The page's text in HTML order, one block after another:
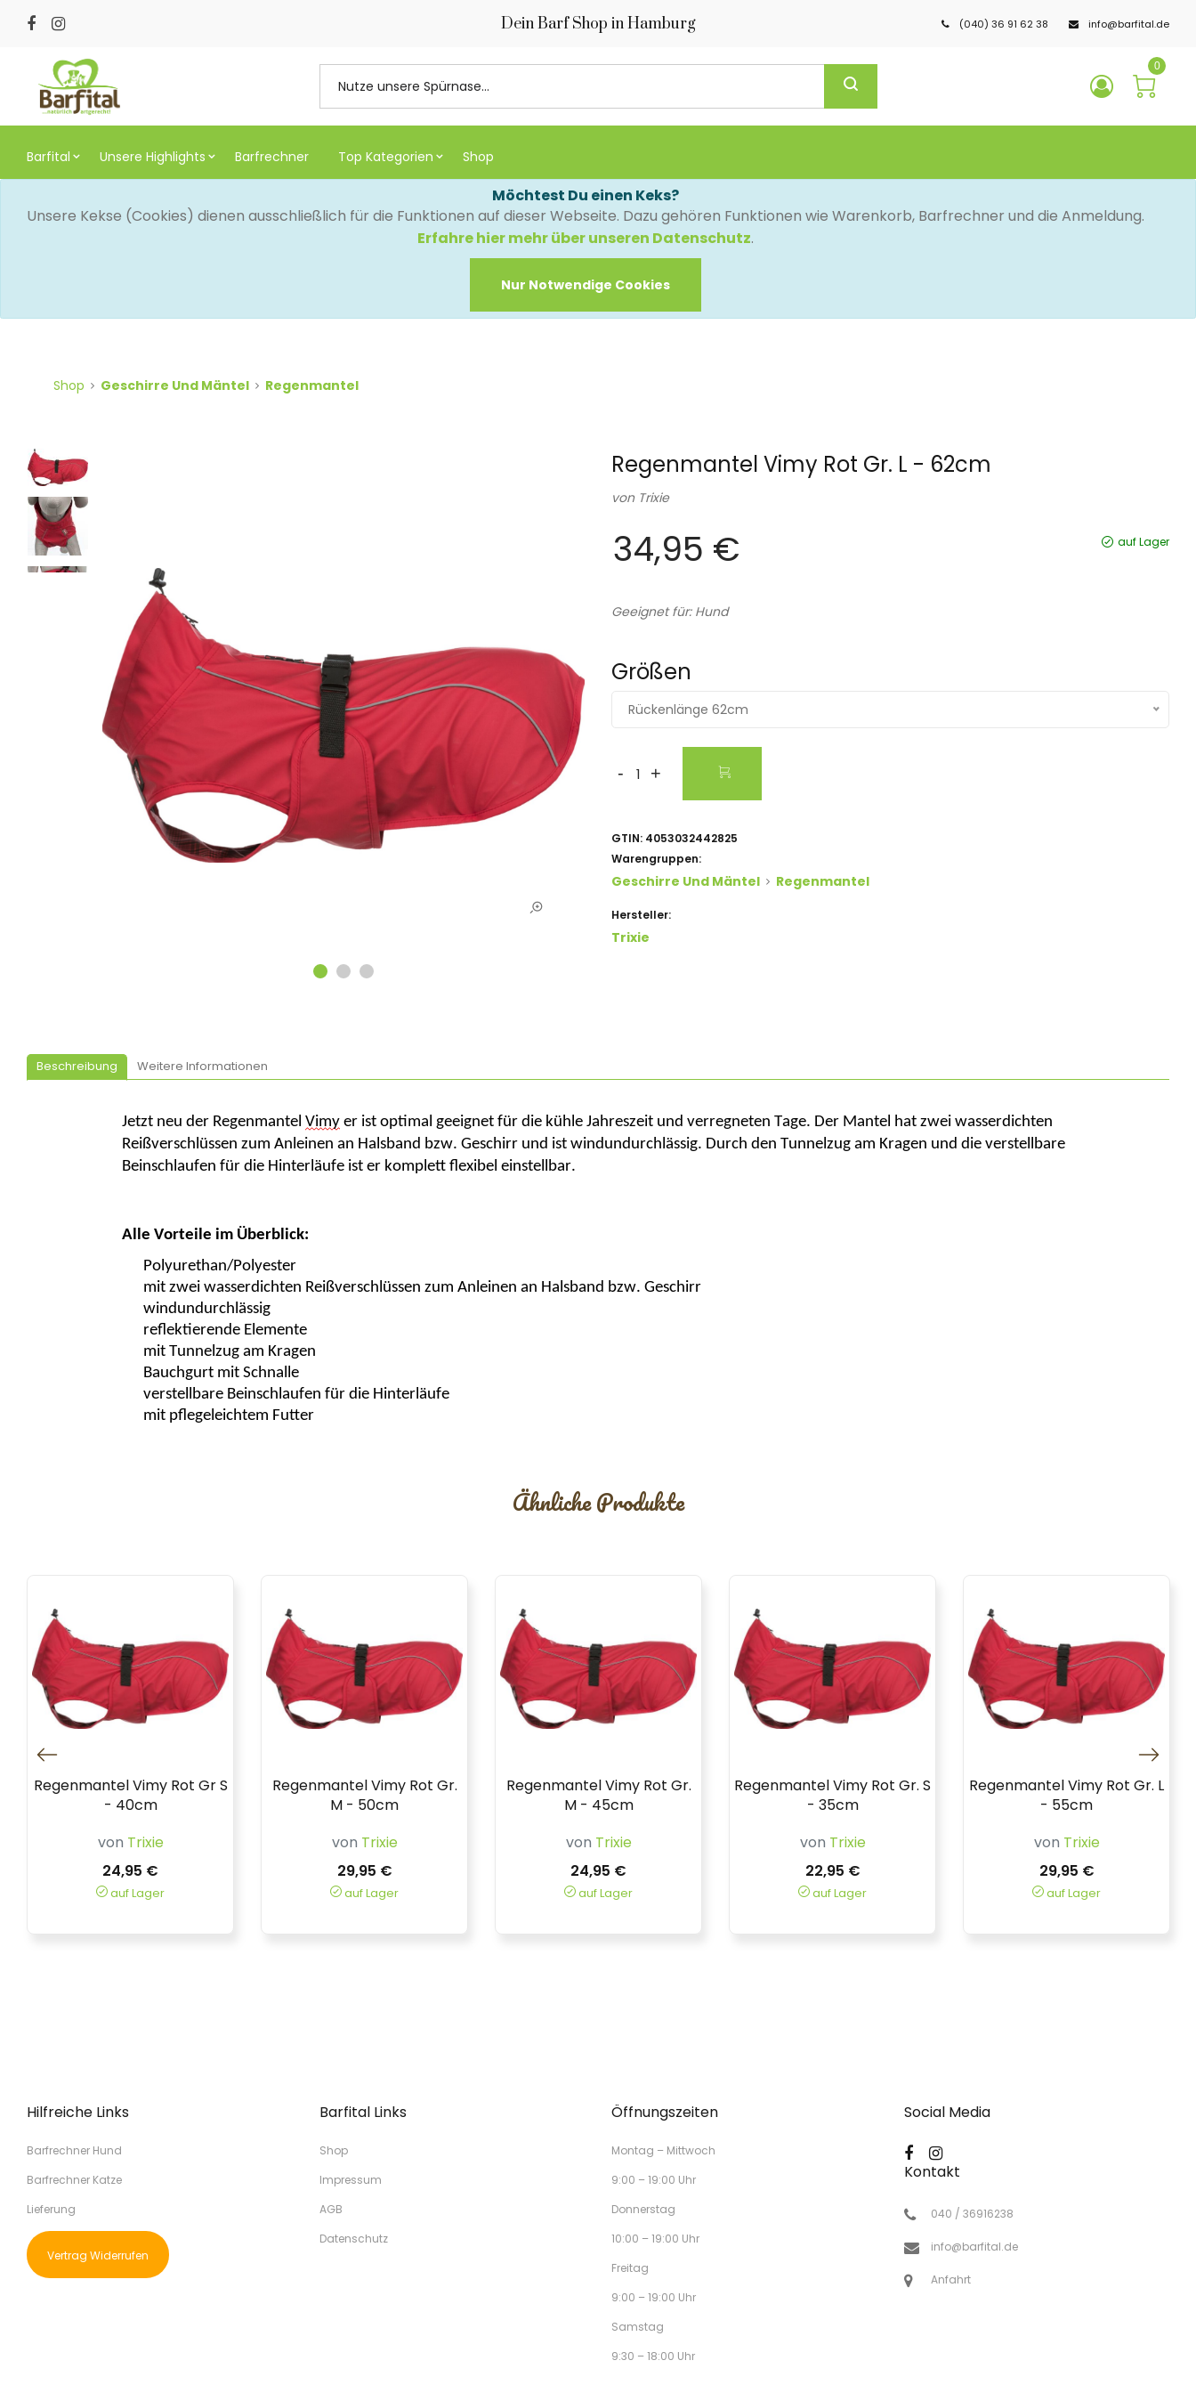
Dein Barf Shop in Hamburg (040) 36 91 62 38 info@barfital.de
0
Barfital Unsere Highlights Barfrechner Top Kategorien Shop
Möchtest Du einen Keks?
Unsere Kekse (Cookies) dienen ausschließlich für die Funktionen auf dieser Webseite. Dazu gehören Funktionen wie Warenkorb, Barfrechner und die Anmeldung.
Erfahre hier mehr über unseren Datenschutz.
Nur Notwendige Cookies
Shop Geschirre Und Mäntel Regenmantel
Regenmantel Vimy Rot Gr. L - 62cm
von Trixie
34,95 € auf Lager
Geeignet für: Hund
Größen
Rückenlänge 62cm
- +
GTIN: 4053032442825
Warengruppen:
Geschirre Und Mäntel Regenmantel
Hersteller:
Trixie
Beschreibung Weitere Informationen
Jetzt neu der Regenmantel Vimy er ist optimal geeignet für die kühle Jahreszeit und verregneten Tage. Der Mantel hat zwei wasserdichten
Reißverschlüssen zum Anleinen an Halsband bzw. Geschirr und ist windundurchlässig. Durch den Tunnelzug am Kragen und die verstellbare
Beinschlaufen für die Hinterläufe ist er komplett flexibel einstellbar.
Alle Vorteile im Überblick:
Polyurethan/Polyester
mit zwei wasserdichten Reißverschlüssen zum Anleinen an Halsband bzw. Geschirr
windundurchlässig
reflektierende Elemente
mit Tunnelzug am Kragen
Bauchgurt mit Schnalle
verstellbare Beinschlaufen für die Hinterläufe
mit pflegeleichtem Futter
Ähnliche Produkte
Regenmantel Vimy Rot Gr S
- 40cm
von Trixie
24,95 €
auf Lager
Regenmantel Vimy Rot Gr.
M - 50cm
von Trixie
29,95 €
auf Lager
Regenmantel Vimy Rot Gr.
M - 45cm
von Trixie
24,95 €
auf Lager
Regenmantel Vimy Rot Gr. S
- 35cm
von Trixie
22,95 €
auf Lager
Regenmantel Vimy Rot Gr. L
- 55cm
von Trixie
29,95 €
auf Lager
Hilfreiche Links
Barfrechner Hund
Barfrechner Katze
Lieferung
Vertrag Widerrufen
Barfital Links
Shop
Impressum
AGB
Datenschutz
Öffnungszeiten
Montag – Mittwoch
9:00 – 19:00 Uhr
Donnerstag
10:00 – 19:00 Uhr
Freitag
9:00 – 19:00 Uhr
Samstag
9:30 – 18:00 Uhr
Social Media
Kontakt
040 / 36916238
info@barfital.de
Anfahrt